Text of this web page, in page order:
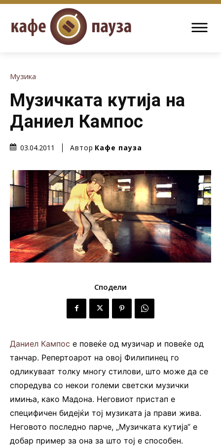
Музика
Музичката кутија на
Даниел Кампос
03.04.2011 Автор Кафе пауза
Сподели
Даниел Кампос е повеќе од музичар и повеќе од
танчар. Репертоарот на овој Филипинец го
одликуваат толку многу стилови, што може да се
споредува со некои големи светски музички
имиња, како Мадона. Неговиот пристап е
специфичен бидејќи тој музиката ја прави жива.
Неговото последно парче, „Музичката кутија“ е
добар пример за она за што тој е способен.